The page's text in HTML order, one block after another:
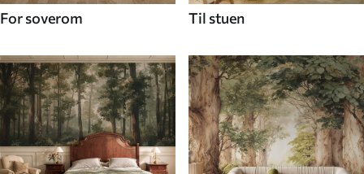
For soverom Til stuen